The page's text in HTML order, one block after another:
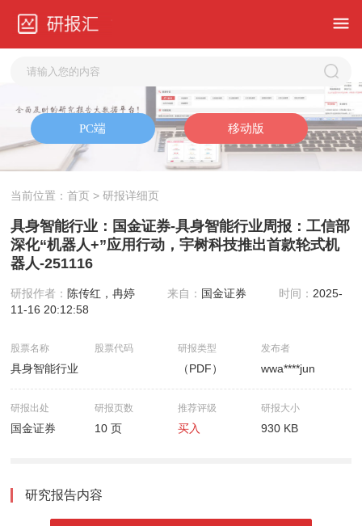
当前位置：首页 > 研报详细页
具身智能行业：国金证券-具身智能行业周报：工信部
深化“机器人+”应用行动，宇树科技推出首款轮式机
器人-251116
研报作者： 陈传红，冉婷 来自： 国金证券 时间： 2025-
11-16 20:12:58
股票名称
具身智能行业
股票代码 研报类型
（PDF）
发布者
wwa****jun
研报出处
国金证券
研报页数
10 页
推荐评级
买入
研报大小
930 KB
研究报告内容